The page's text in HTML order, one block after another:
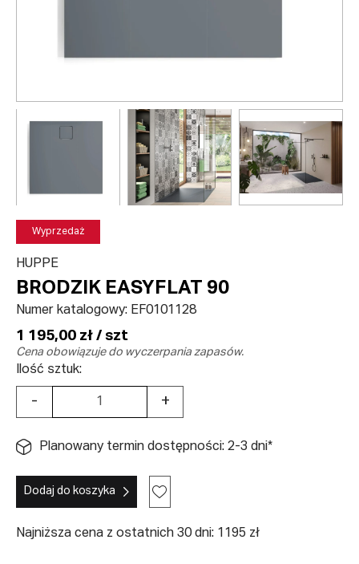
Wyprzedaż
HUPPE
BRODZIK EASYFLAT 90
Numer katalogowy: EF0101128
1 195,00 zł / szt
Cena obowiązuje do wyczerpania zapasów.
Ilość sztuk:
- +
Planowany termin dostępności: 2-3 dni*
Dodaj do koszyka
Najniższa cena z ostatnich 30 dni: 1195 zł